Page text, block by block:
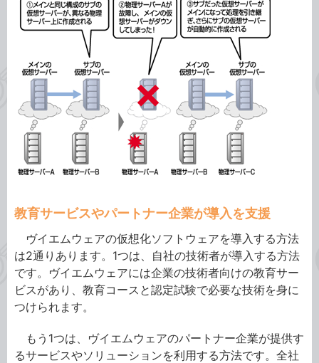
教育サービスやパートナー企業が導入を支援
ヴイエムウェアの仮想化ソフトウェアを導入する方法
は2通りあります。1つは、自社の技術者が導入する方法
です。ヴイエムウェアには企業の技術者向けの教育サー
ビスがあり、教育コースと認定試験で必要な技術を身に
つけられます。
もう1つは、ヴイエムウェアのパートナー企業が提供す
るサービスやソリューションを利用する方法です。全社